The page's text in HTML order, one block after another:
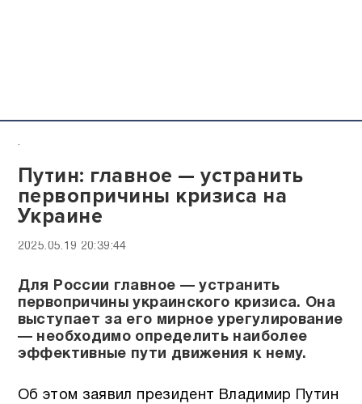
.
Путин: главное — устранить
первопричины кризиса на
Украине
2025.05.19 20:39:44
Для России главное — устранить
первопричины украинского кризиса. Она
выступает за его мирное урегулирование
— необходимо определить наиболее
эффективные пути движения к нему.
Об этом заявил президент Владимир Путин